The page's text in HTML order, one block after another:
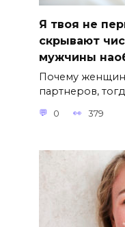
Я твоя не
скрывают
мужчины
Почему
партнеров,
0 379